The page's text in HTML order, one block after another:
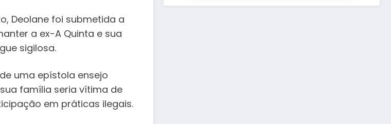
Deolane foi submetida a
a ex-A Quinta e sua
sigilosa.
uma epístola ensejo
família seria vítima de
em práticas ilegais.